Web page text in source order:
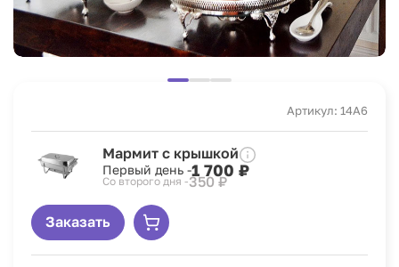
Артикул: 14A6
Мармит с крышкой
Первый день -1 700 ₽
Со второго дня -350 ₽
Заказать